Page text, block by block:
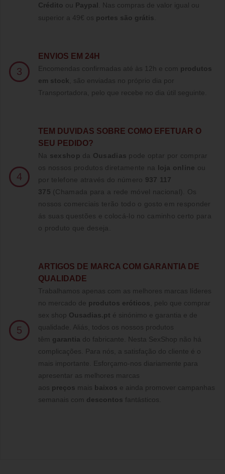
Crédito ou Paypal
Nas compras de valor igual ou
superior a 49€ os portes são grátis
3
ENVIOS EM 24H
Encomendas confirmadas até às 12h e com produtos
em stock , são enviadas no próprio dia por
Transportadora, pelo que recebe no dia útil seguinte.
4
TE M DUVIDAS SOBRE COMO EFETUAR O
SEU PEDIDO?
Na sexshop da Ousadias pode optar por comprar
os nossos produtos diretamente na loja online ou
por telefone através do número 937 117
375 (Chamada para a rede móvel nacional)
. Os
nossos comerciais terão todo o gosto em responder
ás suas questões e colocá-lo no caminho certo para
o produto que deseja.
5
ARTIGOS DE MARCA COM GARANTIA DE
QUALIDADE
Trabalhamos apenas com as melhores marcas líderes
no mercado de produtos eróticos , pelo que comprar
sex shop Ousadias.pt é sinónimo e garantia e de
qualidade. Aliás, todos os nossos produtos
têm garantia do fabricante. Nesta SexShop não há
complicações. Para nós, a satisfação do cliente é o
mais importante. Esforçamo-nos diariamente para
apresentar as melhores marcas
aos preços mais baixos e ainda promover campanhas
semanais com descontos fantásticos.